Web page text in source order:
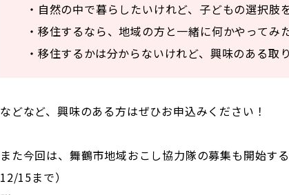
・自然の中で暮らしたいけれど、子どもの選択肢
・移住するなら、地域の方と一緒に何かやってみ
・移住するかは分からないけれど、興味のある取
などなど、興味のある方はぜひお申込みください！
また今回は、舞鶴市地域おこし協力隊の募集も開始
12/15まで）